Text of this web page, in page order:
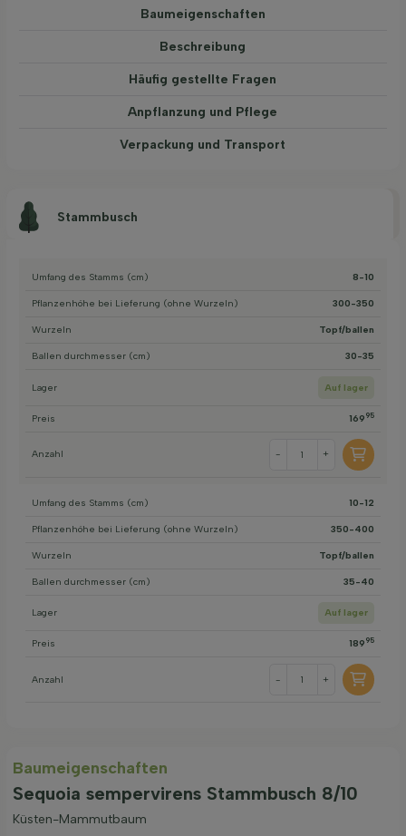
Baum­eigen­schaften
Beschreibung
Häufig gestellte Fragen
Anpflanzung und Pflege
Verpackung und Transport
Stammbusch
Umfang des Stamms (cm) 8-10
Pflanzenhöhe bei Lieferung (ohne Wurzeln) 300-350
Wurzeln Topf/ballen
Ballen durchmesser (cm) 30-35
Lager Auf lager
Preis 169 95
Anzahl - +
Umfang des Stamms (cm) 10-12
Pflanzenhöhe bei Lieferung (ohne Wurzeln) 350-400
Wurzeln Topf/ballen
Ballen durchmesser (cm) 35-40
Lager Auf lager
Preis 189 95
Anzahl - +
Baum­eigen­schaften
Sequoia sempervirens Stammbusch 8/10
Küsten-Mammutbaum